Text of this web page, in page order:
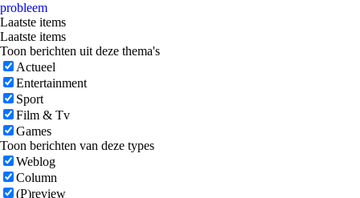
probleem
Laatste items
Laatste items
Toon berichten uit deze thema's
Actueel
Entertainment
Sport
Film & Tv
Games
Toon berichten van deze types
Weblog
Column
(P)review